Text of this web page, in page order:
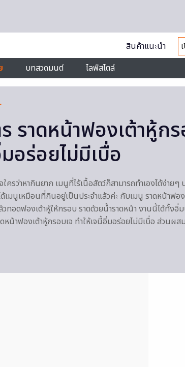
สินค้าแนะนำ
บทสวดมนต์ ไลฟ์สไตล์
ราดหน้าฟองเต้าหู้กร
อร่อยไม่มีเบื่อ
จใครว่าหากินยาก เมนูที่ไร้เนื้อสัตว์ก็สามารถทำเองได้ง่าย
ด้เมนูเหมือนที่กินอยู่เป็นประจำแล้วค่ะ กับเมนู ราดหน้าฟอ
ทอดฟองเต้าหู้ให้กรอบ ราดด้วยน้ำราดหน้า งานนี้ได้ทั้ง
หน้าฟองเต้าหู้กรอบเจ ทำให้เจนี้อิ่มอร่อยไม่มีเบื่อ ส่วนผ